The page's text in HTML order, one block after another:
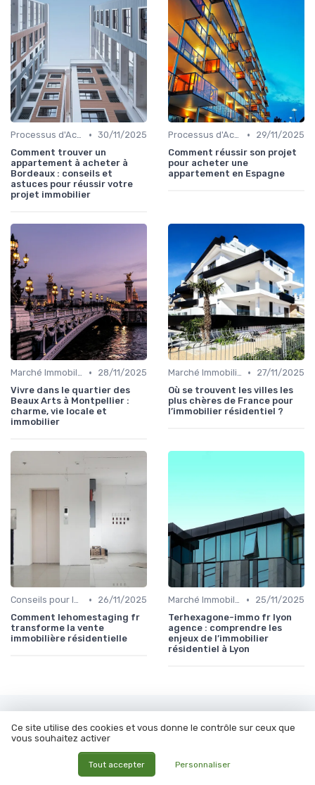
Processus d'Achat Immobilier • 30/11/2025
Comment trouver un
appartement à acheter à
Bordeaux : conseils et
astuces pour réussir votre
projet immobilier
Processus d'Achat Immobilier •
29/11/2025
Comment réussir son projet
pour acheter une
appartement en Espagne
Marché Immobilier et Prix •
28/11/2025
Vivre dans le quartier des
Beaux Arts à Montpellier :
charme, vie locale et
immobilier
Marché Immobilier et Prix •
27/11/2025
Où se trouvent les villes les
plus chères de France pour
l’immobilier résidentiel ?
Conseils pour la Vente de Biens •
26/11/2025
Comment lehomestaging fr
transforme la vente
immobilière résidentielle
Marché Immobilier et Prix •
25/11/2025
Terhexagone-immo fr lyon
agence : comprendre les
enjeux de l’immobilier
résidentiel à Lyon
Les articles par date
Décembre 2023
Ce site utilise des cookies et vous donne le contrôle sur ceux que
vous souhaitez activer
Tout accepter Personnaliser